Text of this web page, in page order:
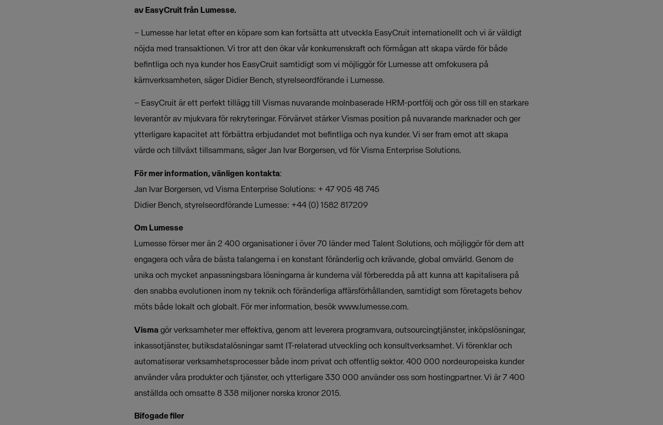
av EasyCruit från Lumesse.
– Lumesse har letat efter en köpare som kan fortsätta att utveckla EasyCruit internationellt och vi är väldigt
nöjda med transaktionen. Vi tror att den ökar vår konkurrenskraft och förmågan att skapa värde för både
befintliga och nya kunder hos EasyCruit samtidigt som vi möjliggör för Lumesse att omfokusera på
kärnverksamheten, säger Didier Bench, styrelseordförande i Lumesse.
– EasyCruit är ett perfekt tillägg till Vismas nuvarande molnbaserade HRM-portfölj och gör oss till en starkare
leverantör av mjukvara för rekryteringar. Förvärvet stärker Vismas position på nuvarande marknader och ger
ytterligare kapacitet att förbättra erbjudandet mot befintliga och nya kunder. Vi ser fram emot att skapa
värde och tillväxt tillsammans, säger Jan Ivar Borgersen, vd för Visma Enterprise Solutions.
För mer information, vänligen kontakta:
Jan Ivar Borgersen, vd Visma Enterprise Solutions: + 47 905 48 745
Didier Bench, styrelseordförande Lumesse: +44 (0) 1582 817209
Om Lumesse
Lumesse förser mer än 2 400 organisationer i över 70 länder med Talent Solutions, och möjliggör för dem att
engagera och våra de bästa talangerna i en konstant föränderlig och krävande, global omvärld. Genom de
unika och mycket anpassningsbara lösningarna är kunderna väl förberedda på att kunna att kapitalisera på
den snabba evolutionen inom ny teknik och föränderliga affärsförhållanden, samtidigt som företagets behov
möts både lokalt och globalt. För mer information, besök www.lumesse.com.
Vismagör verksamheter mer effektiva, genom att leverera programvara, outsourcingtjänster, inköpslösningar,
inkassotjänster, butiksdatalösningar samt IT-relaterad utveckling och konsultverksamhet. Vi förenklar och
automatiserar verksamhetsprocesser både inom privat och offentlig sektor. 400 000 nordeuropeiska kunder
använder våra produkter och tjänster, och ytterligare 330 000 använder oss som hostingpartner. Vi är 7 400
anställda och omsatte 8 338 miljoner norska kronor 2015.
Bifogade filer